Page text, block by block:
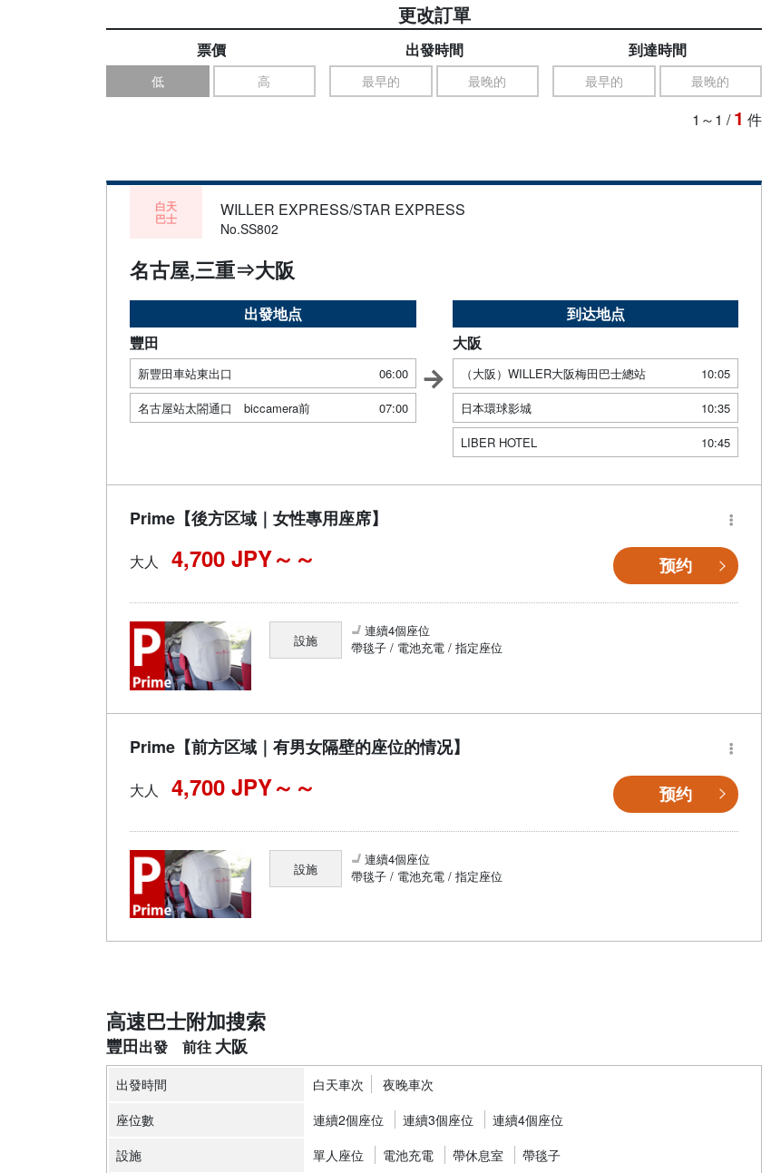
更改訂單
票價
低 高
出發時間
最早的 最晚的
到達時間
最早的 最晚的
1～1 /1 件
白天
巴士 WILLER EXPRESS/STAR EXPRESS
No.SS802
名古屋,三重⇒大阪
出發地点
豐田
新豐田車站東出口
06:00
名古屋站太閤通口 biccamera前
07:00
到达地点
大阪
（大阪）WILLER大阪梅田巴士總站
10:05
日本環球影城
10:35
LIBER HOTEL
10:45
Prime【後方区域｜女性專用座席】
大人 4,700 JPY～ 预约
設施
連續4個座位
帶毯子 / 電池充電 / 指定座位
Prime【前方区域｜有男女隔壁的座位的情况】
大人 4,700 JPY～ 预约
設施
連續4個座位
帶毯子 / 電池充電 / 指定座位
高速巴士附加搜索
豐田 大阪
出發時間 白天車次
夜晚車次
座位數
連續2個座位 連續3個座位
連續4個座位
設施
單人座位 電池充電 帶休息室 帶毯子